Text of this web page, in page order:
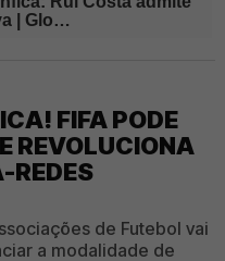
FIFA PODE
REVOLUCIONA
REDES
de Futebol vai
a modalidade de